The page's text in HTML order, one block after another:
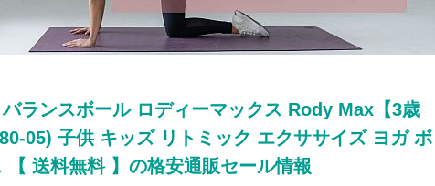
ランスボール ロディーマックス Rody Max【3歳
05) 子供 キッズ リトミック エクササイズ ヨガ ボ
【 送料無料 】の格安通販セール情報